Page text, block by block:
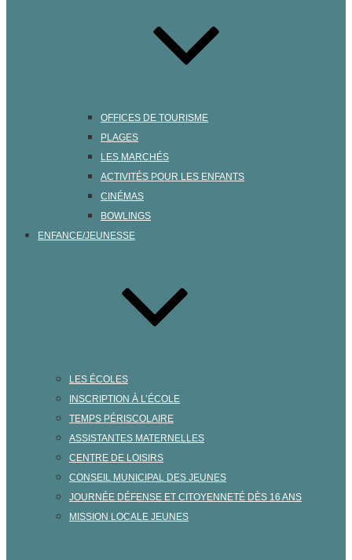
OFFICES DE TOURISME
PLAGES
LES MARCHÉS
ACTIVITÉS POUR LES ENFANTS
CINÉMAS
BOWLINGS
ENFANCE/JEUNESSE
LES ÉCOLES
INSCRIPTION À L’ÉCOLE
TEMPS PÉRISCOLAIRE
ASSISTANTES MATERNELLES
CENTRE DE LOISIRS
CONSEIL MUNICIPAL DES JEUNES
JOURNÉE DÉFENSE ET CITOYENNETÉ DÈS 16 ANS
MISSION LOCALE JEUNES